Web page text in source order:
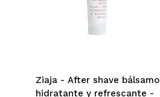
Ziaja - After shave bálsamo
hidratante y refrescante -